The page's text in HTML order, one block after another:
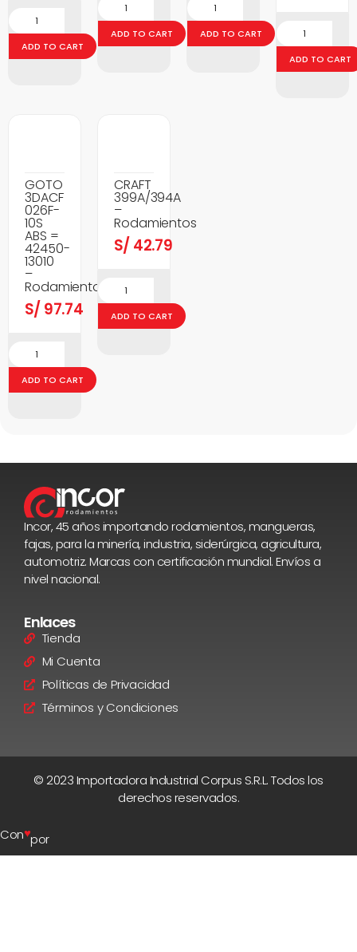
ADD TO CART
ADD TO CART ADD TO CART
ADD TO CART
GOTO
3DACF
026F-
10S
ABS =
42450-
13010
–
Rodamientos
S/ 97.74
ADD TO CART
CRAFT
399A/394A
–
Rodamientos
S/ 42.79
ADD TO CART
Incor, 45 años importando rodamientos, mangueras,
fajas, para la minería, industria, siderúrgica, agricultura,
automotriz. Marcas con certificación mundial. Envíos a
nivel nacional.
Enlaces
Tienda
Mi Cuenta
Políticas de Privacidad
Términos y Condiciones
© 2023 Importadora Industrial Corpus S.R.L. Todos los
derechos reservados.
Con♥por